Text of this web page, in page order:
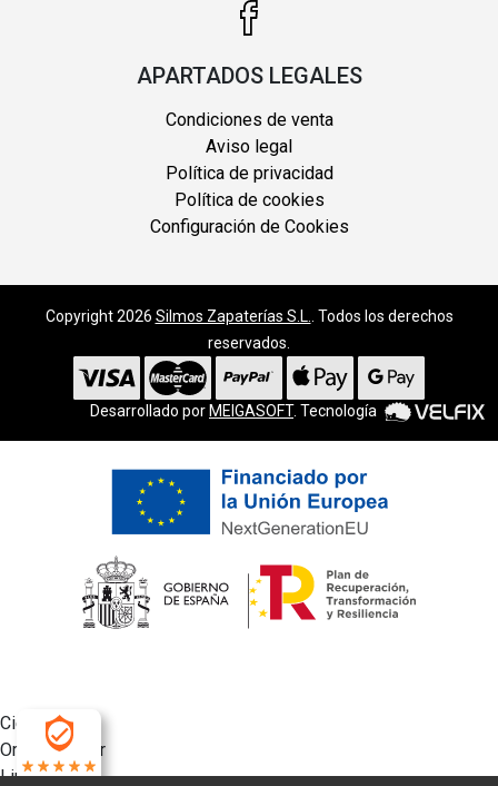
APARTADOS LEGALES
Condiciones de venta
Aviso legal
Política de privacidad
Política de cookies
Configuración de Cookies
Copyright 2026 Silmos Zapaterías S.L.
. Todos los derechos
reservados.
Desarrollado por MEIGASOFT. Tecnología
Cierra
Ordenado por
Limpiar